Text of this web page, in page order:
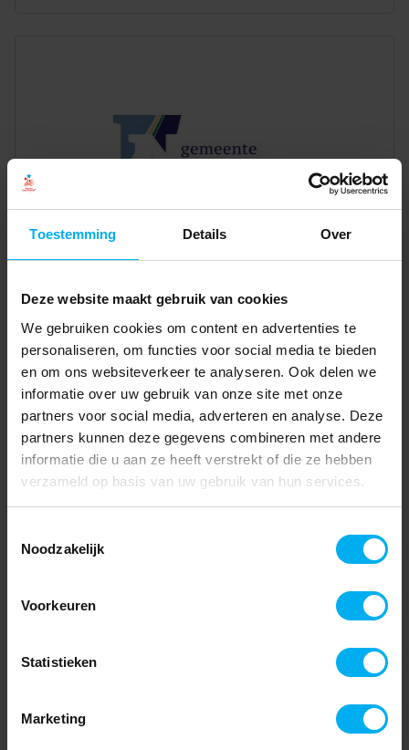
Toestemming Details Over
Deze website maakt gebruik van cookies
We gebruiken cookies om content en advertenties te
personaliseren, om functies voor social media te bieden
en om ons websiteverkeer te analyseren. Ook delen we
informatie over uw gebruik van onze site met onze
partners voor social media, adverteren en analyse. Deze
partners kunnen deze gegevens combineren met andere
informatie die u aan ze heeft verstrekt of die ze hebben
verzameld op basis van uw gebruik van hun services.
Noodzakelijk
Voorkeuren
Statistieken
Marketing